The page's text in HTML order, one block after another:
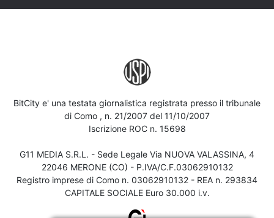
BitCity e' una testata giornalistica registrata presso il tribunale
di Como , n. 21/2007 del 11/10/2007
Iscrizione ROC n. 15698
G11 MEDIA S.R.L. - Sede Legale Via NUOVA VALASSINA, 4
22046 MERONE (CO) - P.IVA/C.F.03062910132
Registro imprese di Como n. 03062910132 - REA n. 293834
CAPITALE SOCIALE Euro 30.000 i.v.